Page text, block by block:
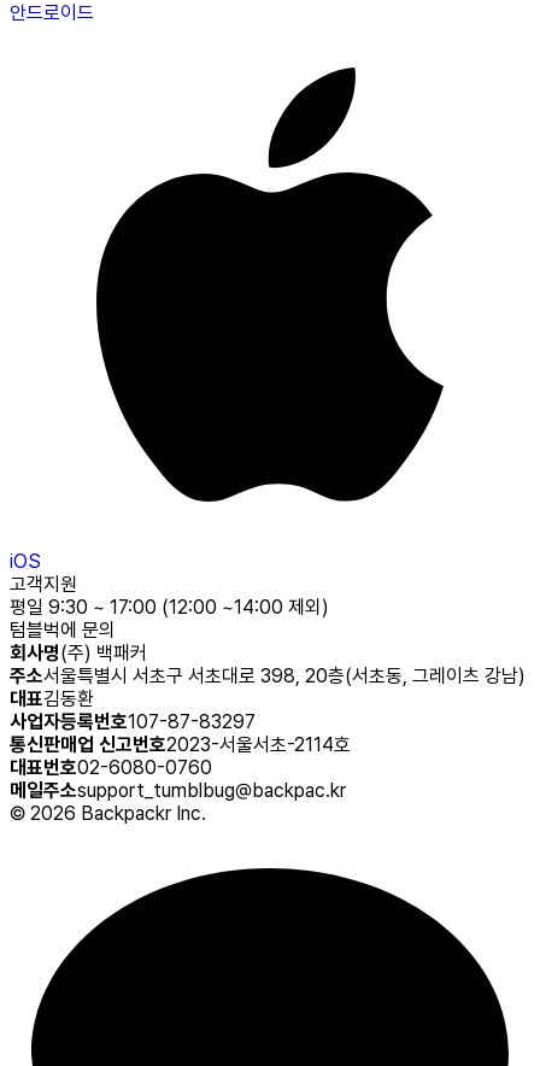
안드로이드
iOS
고객지원
평일 9:30 ~ 17:00 (12:00 ~14:00 제외)
텀블벅에 문의
회사명(주) 백패커
주소서울특별시 서초구 서초대로 398, 20층(서초동, 그레이츠 강남)
대표김동환
사업자등록번호107-87-83297
통신판매업 신고번호2023-서울서초-2114호
대표번호02-6080-0760
메일주소support_tumblbug@backpac.kr
© 2026 Backpackr Inc.